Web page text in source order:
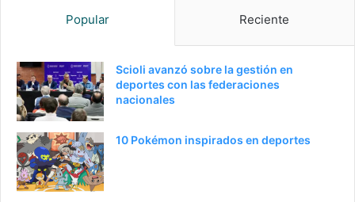
Popular Reciente
Scioli avanzó sobre la gestión en
deportes con las federaciones
nacionales
10 Pokémon inspirados en deportes